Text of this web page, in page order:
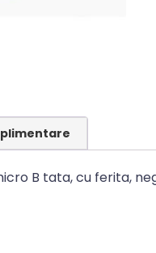
B tata, cu ferita,